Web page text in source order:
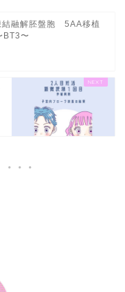
結融解胚盤胞 5AA移植
〜